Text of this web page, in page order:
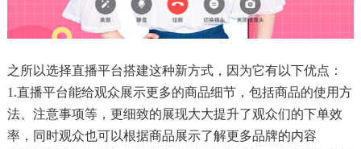
之所以选择直播平台搭建这种新方式，因为它有以下优点：
1.直播平台能给观众展示更多的商品细节，包括商品的使用方
法、注意事项等，更细致的展现大大提升了观众们的下单效
率，同时观众也可以根据商品展示了解更多品牌的内容